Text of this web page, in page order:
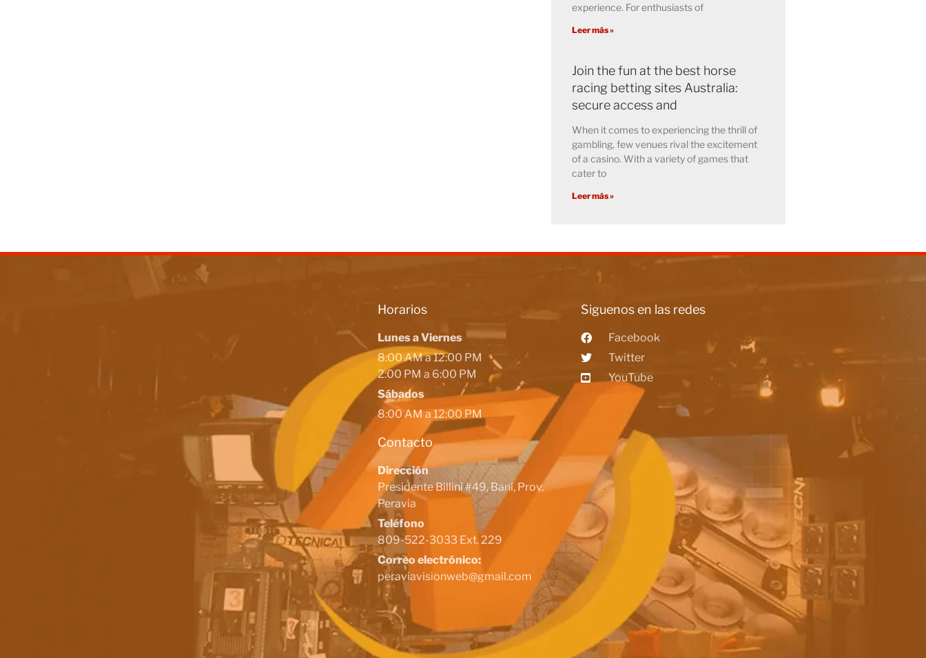
experience. For enthusiasts of
Leer más »
Join the fun at the best horse
racing betting sites Australia:
secure access and
When it comes to experiencing the thrill of
gambling, few venues rival the excitement
of a casino. With a variety of games that
cater to
Leer más »
Horarios
Lunes a Viernes
8:00 AM a 12:00 PM
2:00 PM a 6:00 PM
Sábados
8:00 AM a 12:00 PM
Contacto
Dirección
Presidente Billini #49, Baní, Prov.
Peravia
Teléfono
809-522-3033 Ext. 229
Correo electrónico:
peraviavisionweb@gmail.com
Siguenos en las redes
Facebook
Twitter
YouTube